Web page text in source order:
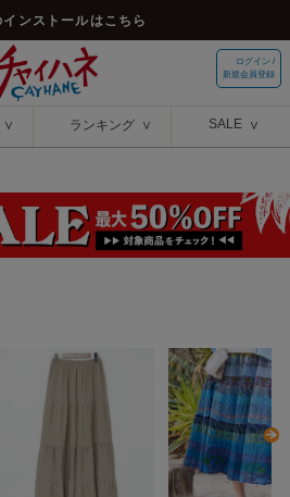
インストールはこちら
ログイン /
新規会員登録
ランキング SALE